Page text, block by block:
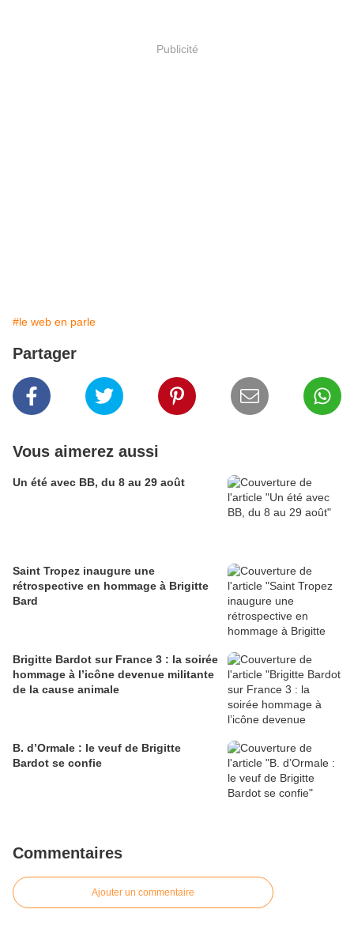
Publicité
#le web en parle
Partager
Vous aimerez aussi
Un été avec BB, du 8 au 29 août
Saint Tropez inaugure une
rétrospective en hommage à Brigitte
Bard
Brigitte Bardot sur France 3 : la soirée
hommage à l’icône devenue militante
de la cause animale
B. d’Ormale : le veuf de Brigitte
Bardot se confie
Commentaires
Ajouter un commentaire